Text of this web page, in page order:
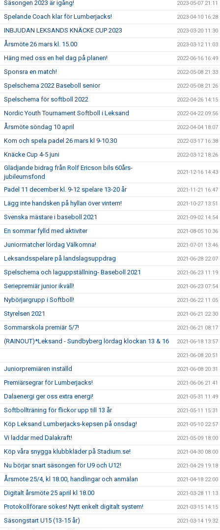
Säsongen 2023 är igång! 2023-05-07 21:11
Spelande Coach klar för Lumberjacks! 2023-04-10 16:28
INBJUDAN LEKSANDS KNÄCKE CUP 2023 2023-03-20 11:30
Årsmöte 26 mars kl. 15.00 2023-03-12 11:03
Häng med oss en hel dag på planen! 2022-06-16 16:49
Sponsra en match! 2022-05-08 21:33
Spelschema 2022 Baseboll senior 2022-05-08 21:26
Spelschema för softboll 2022 2022-04-26 14:15
Nordic Youth Tournament Softboll i Leksand 2022-04-22 09:56
Årsmöte söndag 10 april 2022-04-04 18:07
Kom och spela padel 26 mars kl 9-10.30 2022-03-17 16:38
Knäcke Cup 4-5 juni 2022-03-12 18:26
Glädjande bidrag från Rolf Ericson bils 60års-
jubileumsfond
2021-12-16 14:43
Padel 11 december kl. 9-12 spelare 13-20 år 2021-11-21 16:47
Lägg inte handsken på hyllan över vintern! 2021-10-27 13:51
Svenska mästare i baseboll 2021 2021-09-02 14:54
En sommar fylld med aktiviter 2021-08-05 10:36
Juniormatcher lördag Välkomna! 2021-07-01 13:46
Leksandsspelare på landslagsuppdrag 2021-06-28 22:07
Spelschema och laguppställning- Baseboll 2021 2021-06-23 11:19
Seriepremiär junior ikväll! 2021-06-23 07:54
Nybörjargrupp i Softboll! 2021-06-22 11:05
Styrelsen 2021 2021-06-21 22:30
Sommarskola premiär 5/7! 2021-06-21 08:17
(RAINOUT)*Leksand - Sundbyberg lördag klockan 13 & 16 2021-06-18 13:57
2021-06-08 20:51
Juniorpremiären inställd 2021-06-08 20:31
Premiärsegrar för Lumberjacks! 2021-06-06 21:41
Dalaenergi ger oss extra energi! 2021-05-31 11:49
Softbollträning för flickor upp till 13 år 2021-05-11 15:31
Köp Leksand Lumberjacks-kepsen på onsdag! 2021-05-10 22:57
Vi laddar med Dalakraft! 2021-05-09 18:00
Köp våra snygga klubbkläder på Stadium.se! 2021-04-30 08:00
Nu börjar snart säsongen för U9 och U12! 2021-04-29 19:18
Årsmöte 25/4, kl 18.00, handlingar och anmälan 2021-04-18 22:00
Digitalt årsmöte 25 april kl 18.00 2021-03-28 11:13
Protokollförare sökes! Nytt enkelt digitalt system! 2021-03-15 14:15
Säsongstart U15 (13-15 år) 2021-03-14 19:32